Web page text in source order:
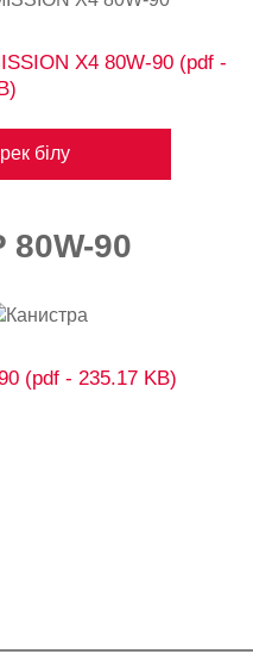
X4 80W-90 (pdf -
білу
80W-90​​
(pdf - 235.17 KB)